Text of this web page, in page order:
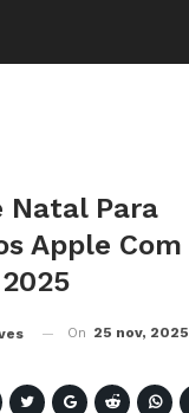
Natal Para
Apple Com
On 25 nov, 2025